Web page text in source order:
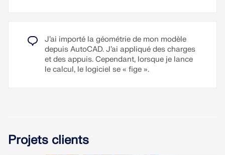
J’ai importé la géométrie de mon modèle
depuis AutoCAD. J’ai appliqué des charges
et des appuis. Cependant, lorsque je lance
le calcul, le logiciel se « fige ».
Projets clients